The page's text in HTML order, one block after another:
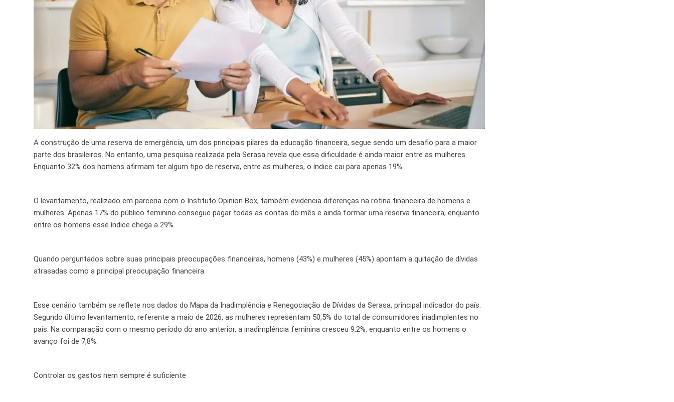
A construção de uma reserva de emergência, um dos principais pilares da educação financeira, segue sendo um desafio para a maior
parte dos brasileiros. No entanto, uma pesquisa realizada pela Serasa revela que essa dificuldade é ainda maior entre as mulheres.
Enquanto 32% dos homens afirmam ter algum tipo de reserva, entre as mulheres, o índice cai para apenas 19%.
O levantamento, realizado em parceria com o Instituto Opinion Box, também evidencia diferenças na rotina financeira de homens e
mulheres. Apenas 17% do público feminino consegue pagar todas as contas do mês e ainda formar uma reserva financeira, enquanto
entre os homens esse índice chega a 29%.
Quando perguntados sobre suas principais preocupações financeiras, homens (43%) e mulheres (45%) apontam a quitação de dívidas
atrasadas como a principal preocupação financeira.
Esse cenário também se reflete nos dados do Mapa da Inadimplência e Renegociação de Dívidas da Serasa, principal indicador do país.
Segundo último levantamento, referente a maio de 2026, as mulheres representam 50,5% do total de consumidores inadimplentes no
país. Na comparação com o mesmo período do ano anterior, a inadimplência feminina cresceu 9,2%, enquanto entre os homens o
avanço foi de 7,8%.
Controlar os gastos nem sempre é suficiente